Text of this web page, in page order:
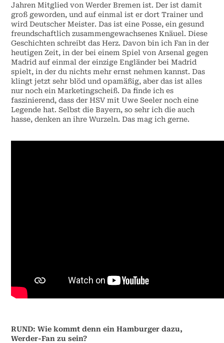
Jahren Mitglied von Werder Bremen ist. Der ist damit
groß geworden, und auf einmal ist er dort Trainer und
wird Deutscher Meister. Das ist eine Posse, ein gesund
freundschaftlich zusammengewachsenes Knäuel. Diese
Geschichten schreibt das Herz. Davon bin ich Fan in der
heutigen Zeit, in der bei einem Spiel von Arsenal gegen
Madrid auf einmal der einzige Engländer bei Madrid
spielt, in der du nichts mehr ernst nehmen kannst. Das
klingt jetzt sehr blöd und opamäßig, aber das ist alles
nur noch ein Marketingscheiß. Da finde ich es
faszinierend, dass der HSV mit Uwe Seeler noch eine
Legende hat. Selbst die Bayern, so sehr ich die auch
hasse, denken an ihre Wurzeln. Das mag ich gerne.
RUND: Wie kommt denn ein Hamburger dazu,
Werder-Fan zu sein?